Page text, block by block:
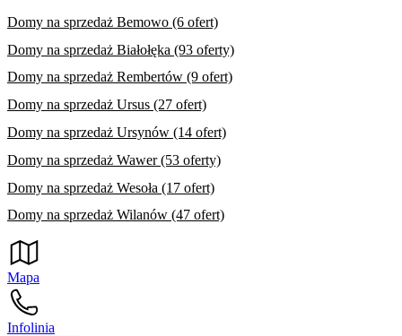
Domy na sprzedaż Bemowo (6 ofert)
Domy na sprzedaż Białołęka (93 oferty)
Domy na sprzedaż Rembertów (9 ofert)
Domy na sprzedaż Ursus (27 ofert)
Domy na sprzedaż Ursynów (14 ofert)
Domy na sprzedaż Wawer (53 oferty)
Domy na sprzedaż Wesoła (17 ofert)
Domy na sprzedaż Wilanów (47 ofert)
Mapa
Infolinia